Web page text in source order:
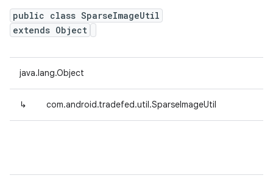
public class SparseImageUtil
extends Object
java.lang.Object
↳ com.android.tradefed.util.SparseImageUtil